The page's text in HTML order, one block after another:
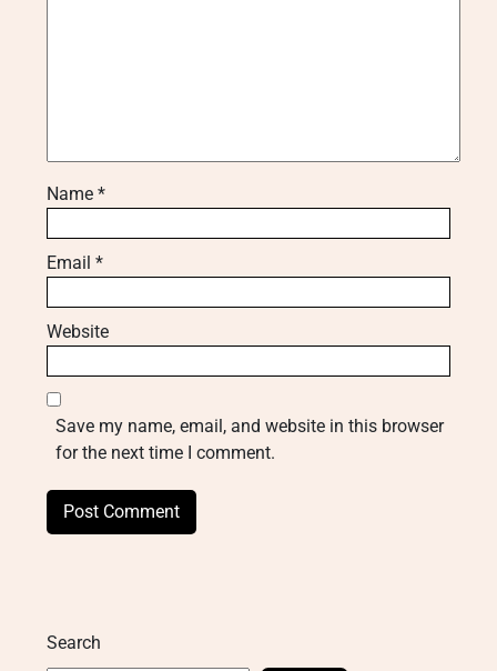
Name *
Email *
Website
Save my name, email, and website in this browser
for the next time I comment.
Search